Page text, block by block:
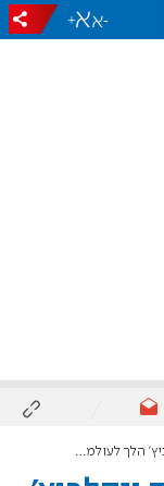
-
+
לעולמו בגיל 71